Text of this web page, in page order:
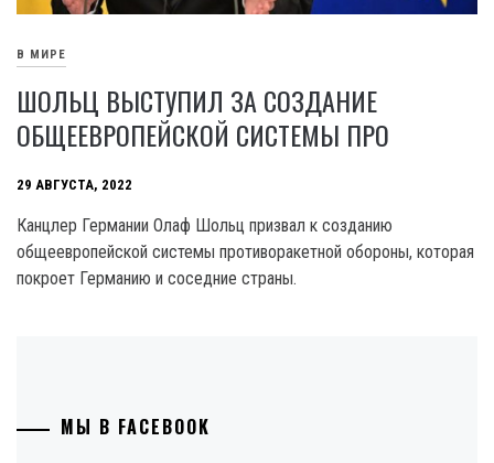
В МИРЕ
ШОЛЬЦ ВЫСТУПИЛ ЗА СОЗДАНИЕ
ОБЩЕЕВРОПЕЙСКОЙ СИСТЕМЫ ПРО
29 АВГУСТА, 2022
Канцлер Германии Олаф Шольц призвал к созданию
общеевропейской системы противоракетной обороны, которая
покроет Германию и соседние страны.
МЫ В FACEBOOK